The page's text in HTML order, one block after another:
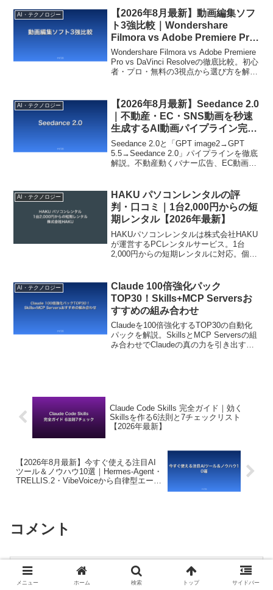
Claude Codeとの連携例、注意点までまと
めた。
AI・テクノロジー
【2026年8月最新】動画編集ソフ
ト3強比較｜Wondershare
Filmora vs Adobe Premiere Pro
vs DaVinci Resolveの選び方
Wondershare Filmora vs Adobe Premiere
Pro vs DaVinci Resolveの徹底比較。初心
者・プロ・無料の3視点から選び方を解
AI・テクノロジー
【2026年8月最新】Seedance 2.0
｜不動産・EC・SNS動画を秒速
生成するAI動画パイプライン完全
解説
Seedance 2.0と「GPT image2→GPT
5.5→Seedance 2.0」パイプラインを徹底
解説。不動産動くバナー広告、EC動画、
AI・テクノロジー
HAKU パソコンレンタルの評
判・口コミ｜1台2,000円からの短
期レンタル【2026年最新】
HAKUパソコンレンタルは株式会社HAKU
が運営するPCレンタルサービス。1台
2,000円からの短期レンタルに対応。個
AI・テクノロジー
Claude 100倍強化パック
TOP30！Skills+MCP Serversお
すすめの組み合わせ
Claudeを100倍強化するTOP30の自動化
パックを解説。SkillsとMCP Serversの組
み合わせでClaudeの真の力を引き出すお
Claude Code Skills 完全ガイド｜効く
Skillsを作る6法則と7チェックリスト
【2026年最新】
【2026年8月最新】今すぐ使える注目AI
ツール＆ノウハウ10選｜Hermes-Agent・
TRELLIS.2・VibeVoiceから自律型エージ
コメント
コメントを書き込む
メニュー ホーム 検索 トップ サイドバー